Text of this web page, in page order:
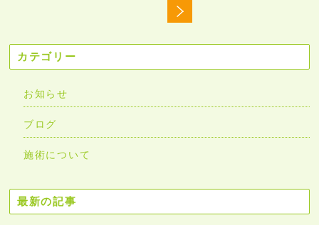
カテゴリー
お知らせ
ブログ
施術について
最新の記事